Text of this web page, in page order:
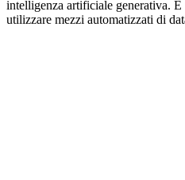
intelligenza artificiale generativa.
utilizzare mezzi automatizzati di